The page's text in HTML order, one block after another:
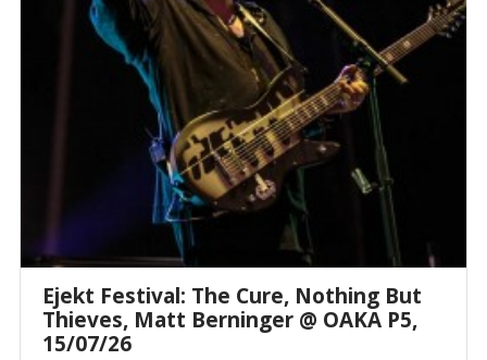
Ejekt Festival: The Cure, Nothing But
Thieves, Matt Berninger @ ΟΑΚΑ P5,
15/07/26